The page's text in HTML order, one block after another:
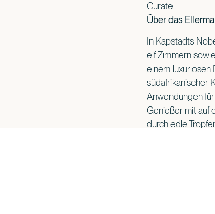
Curate.
Über das
In Kapstadts
elf Zimmern
einem luxuriösen
südafrikanischer
Anwendungen
Genießer mit auf
durch edle